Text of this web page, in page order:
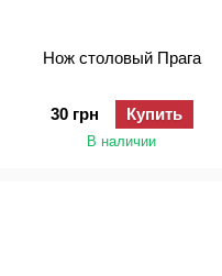
Нож столовый Прага
30 грн Купить
В наличии